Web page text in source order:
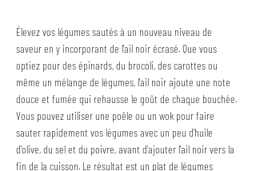
Élevez vos légumes sautés à un nouveau niveau de
saveur en y incorporant de l'ail noir écrasé. Que vous
optiez pour des épinards, du brocoli, des carottes ou
même un mélange de légumes, l'ail noir ajoute une note
douce et fumée qui rehausse le goût de chaque bouchée.
Vous pouvez utiliser une poêle ou un wok pour faire
sauter rapidement vos légumes avec un peu d'huile
d'olive, du sel et du poivre, avant d'ajouter l'ail noir vers la
fin de la cuisson. Le résultat est un plat de légumes